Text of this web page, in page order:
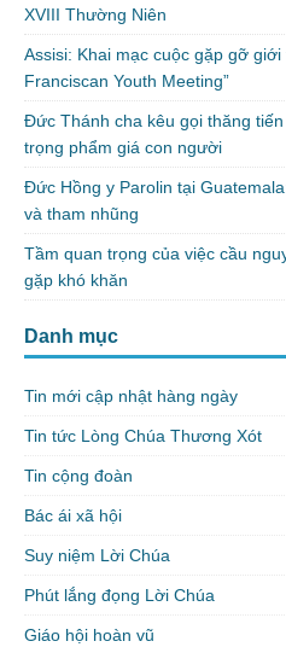
XVIII Thường Niên
Assisi: Khai mạc cuộc gặp gỡ giới
Franciscan Youth Meeting”
Đức Thánh cha kêu gọi thăng
trọng phẩm giá con người
Đức Hồng y Parolin tại
và tham nhũng
Tầm quan trọng của việc cầu
gặp khó khăn
Danh mục
Tin mới cập nhật hàng ngày
Tin tức Lòng Chúa Thương Xót
Tin cộng đoàn
Bác ái xã hội
Suy niệm Lời Chúa
Phút lắng đọng Lời Chúa
Giáo hội hoàn vũ